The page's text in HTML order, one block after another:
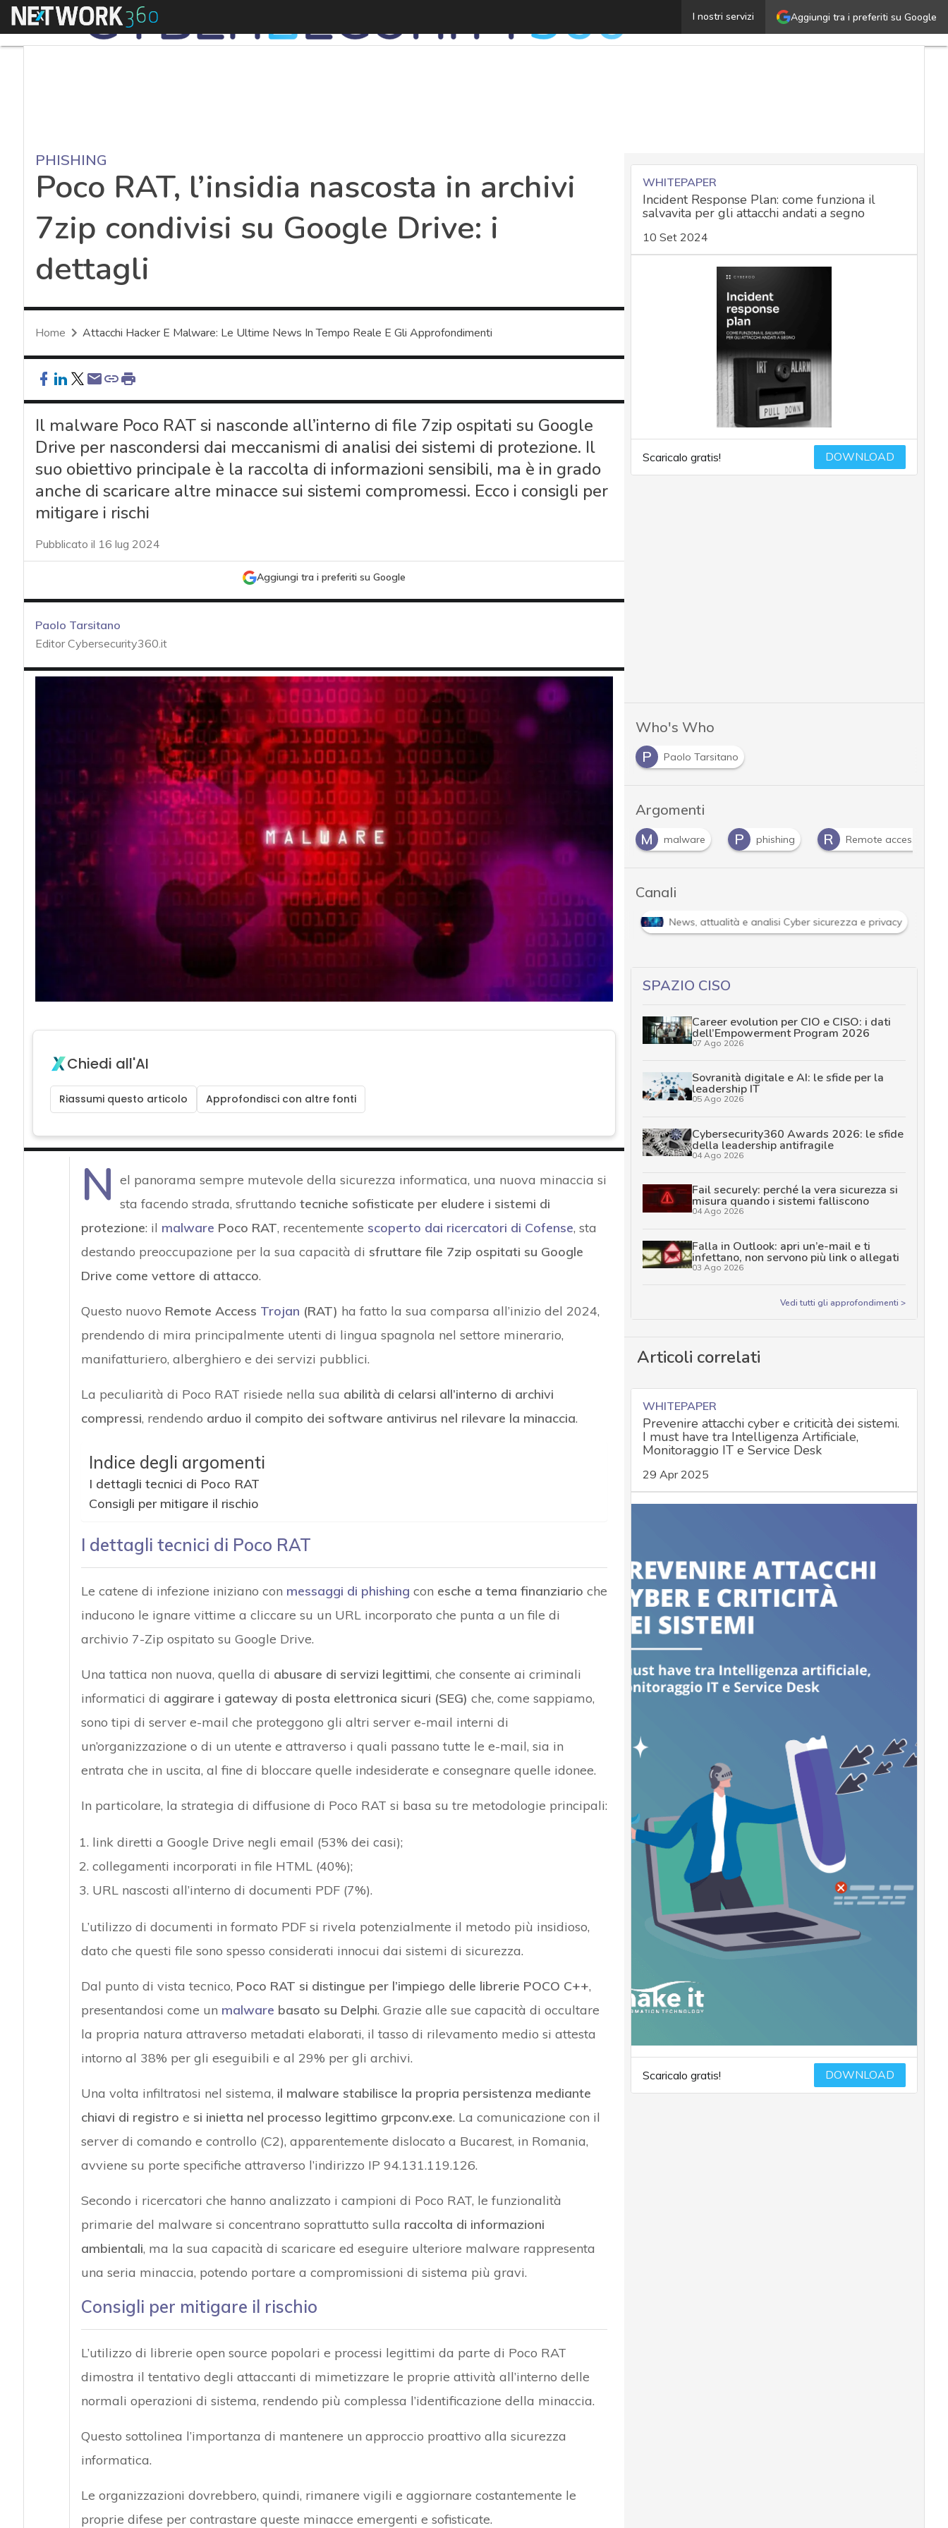
Aggiungi tra i preferiti su Google
I nostri servizi
Menu Poco RAT, l’insidia nascosta in archivi 7zip condivisi su
PHISHING
Poco RAT, l’insidia nascosta in archivi
7zip condivisi su Google Drive: i
dettagli
Home Attacchi Hacker E Malware: Le Ultime News In Tempo Reale E Gli Approfondimenti
Il malware Poco RAT si nasconde all’interno di file 7zip ospitati su Google
Drive per nascondersi dai meccanismi di analisi dei sistemi di protezione. Il
suo obiettivo principale è la raccolta di informazioni sensibili, ma è in grado
anche di scaricare altre minacce sui sistemi compromessi. Ecco i consigli per
mitigare i rischi
Pubblicato il 16 lug 2024
Aggiungi tra i preferiti su Google
Paolo Tarsitano
Editor Cybersecurity360.it
Chiedi all'AI
Riassumi questo articolo Approfondisci con altre fonti
N el panorama sempre mutevole della sicurezza informatica, una nuova minaccia si
sta facendo strada, sfruttando tecniche sofisticate per eludere i sistemi di
protezione: il malware Poco RAT, recentemente scoperto dai ricercatori di Cofense, sta
destando preoccupazione per la sua capacità di sfruttare file 7zip ospitati su Google
Drive come vettore di attacco.
Questo nuovo Remote Access Trojan (RAT) ha fatto la sua comparsa all’inizio del 2024,
prendendo di mira principalmente utenti di lingua spagnola nel settore minerario,
manifatturiero, alberghiero e dei servizi pubblici.
La peculiarità di Poco RAT risiede nella sua abilità di celarsi all’interno di archivi
compressi, rendendo arduo il compito dei software antivirus nel rilevare la minaccia.
Indice degli argomenti
I dettagli tecnici di Poco RAT
Consigli per mitigare il rischio
I dettagli tecnici di Poco RAT
Le catene di infezione iniziano con messaggi di phishing con esche a tema finanziario che
inducono le ignare vittime a cliccare su un URL incorporato che punta a un file di
archivio 7-Zip ospitato su Google Drive.
Una tattica non nuova, quella di abusare di servizi legittimi, che consente ai criminali
informatici di aggirare i gateway di posta elettronica sicuri (SEG) che, come sappiamo,
sono tipi di server e-mail che proteggono gli altri server e-mail interni di
un’organizzazione o di un utente e attraverso i quali passano tutte le e-mail, sia in
entrata che in uscita, al fine di bloccare quelle indesiderate e consegnare quelle idonee.
In particolare, la strategia di diffusione di Poco RAT si basa su tre metodologie principali:
link diretti a Google Drive negli email (53% dei casi);
collegamenti incorporati in file HTML (40%);
URL nascosti all’interno di documenti PDF (7%).
L’utilizzo di documenti in formato PDF si rivela potenzialmente il metodo più insidioso,
dato che questi file sono spesso considerati innocui dai sistemi di sicurezza.
Dal punto di vista tecnico, Poco RAT si distingue per l’impiego delle librerie POCO C++,
presentandosi come un malware basato su Delphi. Grazie alle sue capacità di occultare
la propria natura attraverso metadati elaborati, il tasso di rilevamento medio si attesta
intorno al 38% per gli eseguibili e al 29% per gli archivi.
Una volta infiltratosi nel sistema, il malware stabilisce la propria persistenza mediante
chiavi di registro e si inietta nel processo legittimo grpconv.exe. La comunicazione con il
server di comando e controllo (C2), apparentemente dislocato a Bucarest, in Romania,
avviene su porte specifiche attraverso l’indirizzo IP 94.131.119.126.
Secondo i ricercatori che hanno analizzato i campioni di Poco RAT, le funzionalità
primarie del malware si concentrano soprattutto sulla raccolta di informazioni
ambientali, ma la sua capacità di scaricare ed eseguire ulteriore malware rappresenta
una seria minaccia, potendo portare a compromissioni di sistema più gravi.
Consigli per mitigare il rischio
L’utilizzo di librerie open source popolari e processi legittimi da parte di Poco RAT
dimostra il tentativo degli attaccanti di mimetizzare le proprie attività all’interno delle
normali operazioni di sistema, rendendo più complessa l’identificazione della minaccia.
Questo sottolinea l’importanza di mantenere un approccio proattivo alla sicurezza
informatica.
Le organizzazioni dovrebbero, quindi, rimanere vigili e aggiornare costantemente le
proprie difese per contrastare queste minacce emergenti e sofisticate.
WHITEPAPER
Incident Response Plan: come funziona il
salvavita per gli attacchi andati a segno
10 Set 2024
Scaricalo gratis! DOWNLOAD
Who's Who
P
Paolo Tarsitano
Argomenti
H
M malware P phishing R Remote access trojan
Canali
Attacchi hacker e Malware: le ultime news in tempo reale e gli approfondimenti News, attualità e analisi Cyber sicurezza e privacy
SPAZIO CISO
Career evolution per CIO e CISO: i dati
dell’Empowerment Program 2026
07 Ago 2026
Sovranità digitale e AI: le sfide per la
leadership IT
05 Ago 2026
Cybersecurity360 Awards 2026: le sfide
della leadership antifragile
04 Ago 2026
Fail securely: perché la vera sicurezza si
misura quando i sistemi falliscono
04 Ago 2026
Falla in Outlook: apri un’e-mail e ti
infettano, non servono più link o allegati
03 Ago 2026
Vedi tutti gli approfondimenti >
Articoli correlati
WHITEPAPER
Prevenire attacchi cyber e criticità dei sistemi.
I must have tra Intelligenza Artificiale,
Monitoraggio IT e Service Desk
29 Apr 2025
Scaricalo gratis! DOWNLOAD